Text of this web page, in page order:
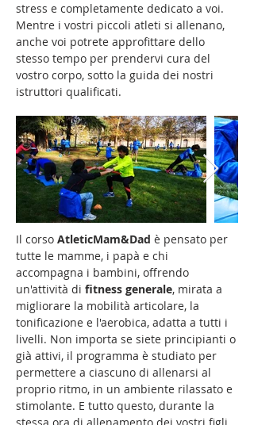
stress e completamente dedicato a voi.
Mentre i vostri piccoli atleti si allenano,
anche voi potrete approfittare dello
stesso tempo per prendervi cura del
vostro corpo, sotto la guida dei nostri
istruttori qualificati.
Il corso AtleticMam&Dad è pensato per
tutte le mamme, i papà e chi
accompagna i bambini, offrendo
un'attività di fitness generale, mirata a
migliorare la mobilità articolare, la
tonificazione e l'aerobica, adatta a tutti i
livelli. Non importa se siete principianti o
già attivi, il programma è studiato per
permettere a ciascuno di allenarsi al
proprio ritmo, in un ambiente rilassato e
stimolante. E tutto questo, durante la